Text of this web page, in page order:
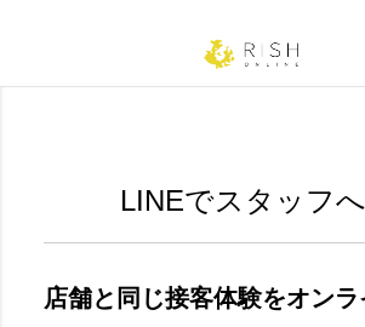
LINEでスタッフ
店舗と同じ接客体験をオン